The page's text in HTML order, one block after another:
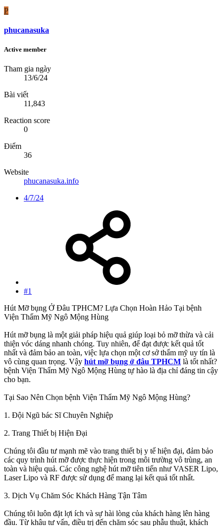
P
phucanasuka
Active member
Tham gia ngày
13/6/24
Bài viết
11,843
Reaction score
0
Điểm
36
Website
phucanasuka.info
4/7/24
#1
Hút Mỡ bụng Ở Đâu TPHCM? Lựa Chọn Hoàn Hảo Tại bệnh
Viện Thẩm Mỹ Ngô Mộng Hùng
Hút mỡ bụng là một giải pháp hiệu quả giúp loại bỏ mỡ thừa và cải
thiện vóc dáng nhanh chóng. Tuy nhiên, để đạt được kết quả tốt
nhất và đảm bảo an toàn, việc lựa chọn một cơ sở thẩm mỹ uy tín là
vô cùng quan trọng. Vậy hút mỡ bụng ở đâu TPHCM là tốt nhất?
bệnh Viện Thẩm Mỹ Ngô Mộng Hùng tự hào là địa chỉ đáng tin cậy
cho bạn.
Tại Sao Nên Chọn bệnh Viện Thẩm Mỹ Ngô Mộng Hùng?
1. Đội Ngũ bác Sĩ Chuyên Nghiệp
2. Trang Thiết bị Hiện Đại
Chúng tôi đầu tư mạnh mẽ vào trang thiết bị y tế hiện đại, đảm bảo
các quy trình hút mỡ được thực hiện trong môi trường vô trùng, an
toàn và hiệu quả. Các công nghệ hút mỡ tiên tiến như VASER Lipo,
Laser Lipo và RF được sử dụng để mang lại kết quả tốt nhất.
3. Dịch Vụ Chăm Sóc Khách Hàng Tận Tâm
Chúng tôi luôn đặt lợi ích và sự hài lòng của khách hàng lên hàng
đầu. Từ khâu tư vấn, điều trị đến chăm sóc sau phẫu thuật, khách